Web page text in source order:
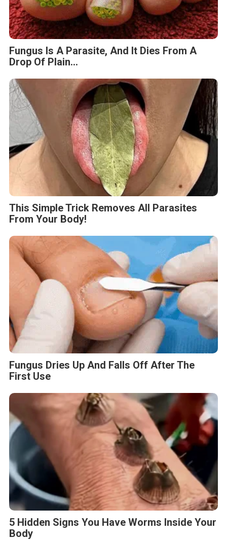
Fungus Is A Parasite, And It Dies From A
Drop Of Plain...
This Simple Trick Removes All Parasites
From Your Body!
Fungus Dries Up And Falls Off After The
First Use
5 Hidden Signs You Have Worms Inside Your
Body